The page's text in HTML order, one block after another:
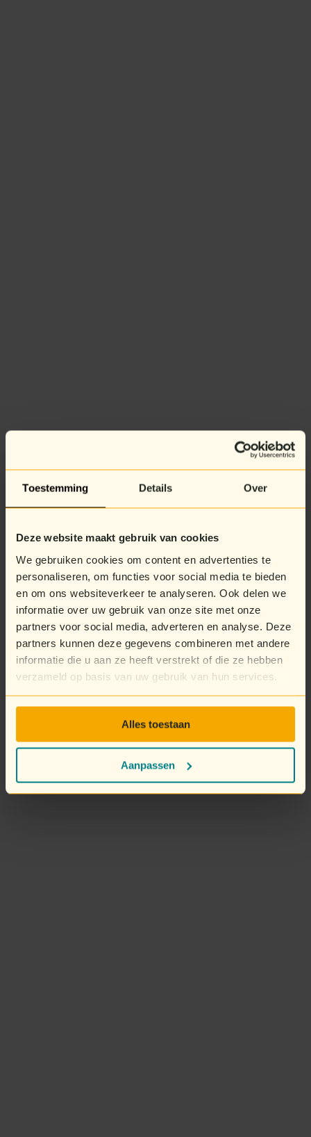
Toestemming Details Over
Deze website maakt gebruik van cookies
We gebruiken cookies om content en advertenties te
personaliseren, om functies voor social media te bieden
en om ons websiteverkeer te analyseren. Ook delen we
informatie over uw gebruik van onze site met onze
partners voor social media, adverteren en analyse. Deze
partners kunnen deze gegevens combineren met andere
informatie die u aan ze heeft verstrekt of die ze hebben
verzameld op basis van uw gebruik van hun services.
Alles toestaan
Aanpassen